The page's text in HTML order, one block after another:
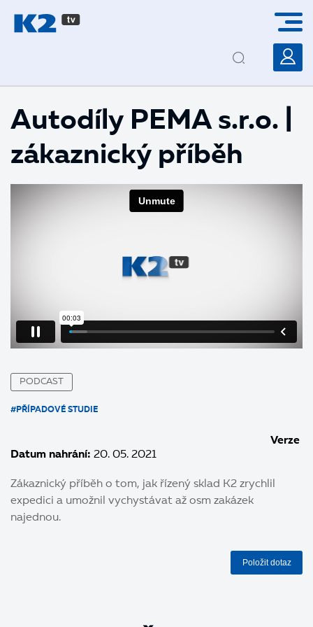
Autodíly PEMA s.r.o. |
zákaznický příběh
PODCAST
#PŘÍPADOVÉ STUDIE
Datum nahrání: 20. 05. 2021
Verze
Zákaznický příběh o tom, jak řízený sklad K2 zrychlil
expedici a umožnil vychystávat až osm zakázek
najednou.
Položit dotaz